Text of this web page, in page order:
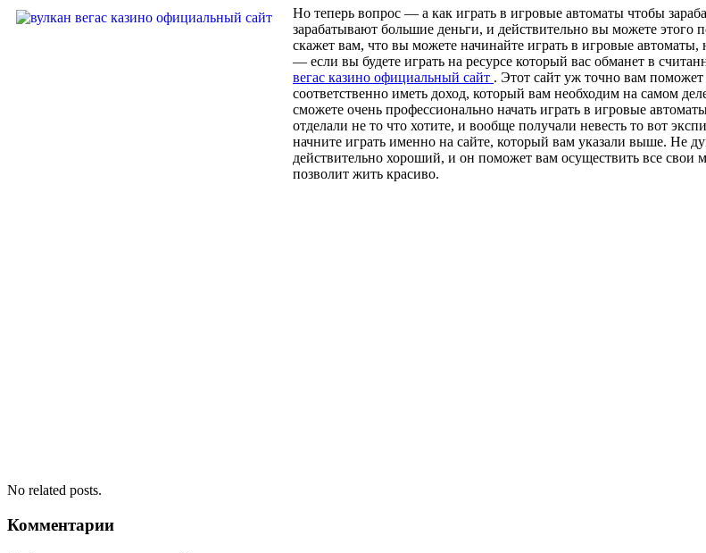
Но теперь вопрос — а как играть в игровые автоматы чтобы
зарабатывают большие деньги, и действительно вы можете этого
скажет вам, что вы можете начинайте играть в игровые
— если вы будете играть на ресурсе который вас обманет в
вегас казино официальный сайт . Этот сайт уж точно вам поможет
соответственно иметь доход, который вам необходим на самом
сможете очень профессионально начать играть в игровые
отделали не то что хотите, и вообще получали невесть то вот
начните играть именно на сайте, который вам указали выше. Не
действительно хороший, и он поможет вам осуществить все свои
позволит жить красиво.
No related posts.
Комментарии